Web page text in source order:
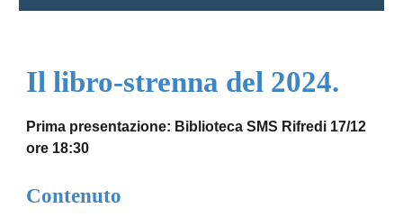
Il libro-strenna del 2024.
Prima presentazione: Biblioteca SMS Rifredi 17/12
ore 18:30
Contenuto